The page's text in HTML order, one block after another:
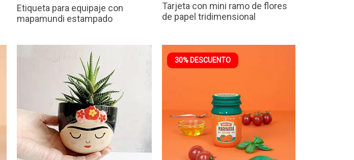
Etiqueta para equipaje con
mapamundi estampado
Tarjeta con mini ramo de flores
de papel tridimensional
30% DESCUENTO